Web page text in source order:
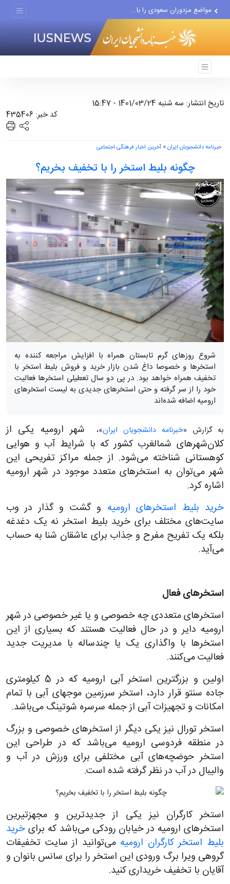
مواضع مزدوران سعودی را با...
تاریخ انتشار: سه شنبه 1401/03/24 - 15:47
کد خبر: 435406
خبرنامه دانشجویان ایران> آخرین اخبار فرهنگی اجتماعی
چگونه بلیط استخر را با تخفیف بخریم؟
شروع روزهای گرم تابستان همراه با افزایش مراجعه کننده به
استخرها و خصوصا داغ شدن بازار خرید و فروش بلیط استخر با
تخفیف همراه خواهد بود. در پی دو سال تعطیلی استخرها فعالیت
خود را از سر گرفته و حتی استخرهای جدیدی به لیست استخرهای
ارومیه اضافه شده‌اند
به گزارش «خبرنامه دانشجویان ایران»، شهر ارومیه یکی از
کلان‌شهرهای شمالغرب کشور که با شرایط آب و هوایی
کوهستانی شناخته می‌شود. از جمله مراکز تفریحی این
شهر می‌توان به استخرهای متعدد موجود در شهر ارومیه
اشاره کرد.
خرید بلیط استخرهای ارومیه و گشت و گذار در وب
سایت‌های مختلف برای خرید بلیط استخر نه یک دغدغه
بلکه یک تفریح مفرح و جذاب برای عاشقان شنا به حساب
می‌آید.
استخرهای فعال
استخرهای متعددی چه خصوصی و یا غیر خصوصی در شهر
ارومیه دایر و در حال فعالیت هستند که بسیاری از این
استخرها با واگذاری یک یا چندساله با مدیریت جدید
فعالیت می‌کنند.
اولین و بزرگترین استخر آبی ارومیه که در 5 کیلومتری
جاده سنتو قرار دارد، استخر سرزمین موجهای آبی با تمام
امکانات و تجهیزات آبی از جمله سرسره شوتینگ می‌باشد.
استخر تورال نیز یکی دیگر از استخرهای خصوصی و بزرگ
در منطقه فردوسی ارومیه می‌باشد که در طراحی این
استخر حوضچه‌های آبی مختلفی برای ورزش در آب و
والیبال در آب در نظر گرفته شده است.
استخر کارگران نیز یکی از جدیدترین و مجهزتیرین
استخرهای ارومیه در خیابان رودکی می‌باشد که برای خرید
بلیط استخر کارگران ارومیه می‌توانید از سایت تخفیفات
گروهی ویرا برگ ورودی این استخر را برای سانس بانوان و
آقایان با تخفیف خریداری کنید.